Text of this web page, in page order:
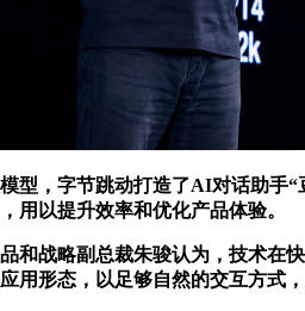
，字节跳动打造了AI对话助手“
用以提升效率和优化产品体验。
战略副总裁朱骏认为，技术在快
用形态，以足够自然的交互方式